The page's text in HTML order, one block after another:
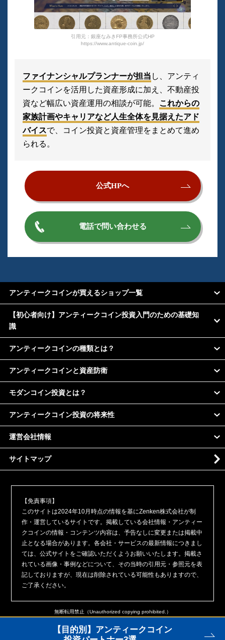
引用元：銀座なみきFP事務所公式HP
https://www.antique-coin.jp/
ファイナンシャルプランナーが担当 し、アンティ
ークコインを活用した資産形成に加え、不動産投
資など幅広い資産運用の相談が可能。
これからの
家族計画やキャリアなど人生全体を見据えたアド
バイスで、コイン投資と資産管理をまとめて進め
られる。
公式HPへ
電話で問い合わせる
【目的別】アンティークコイン
アンティークコインが買えるショップ一覧
【初心者向け】アンティークコイン投資入門のための基礎知
識
アンティークコインの種類とは？
アンティークコインと資産防衛
モダンコイン投資とは？
アンティークコイン投資の将来性
運営会社情報
サイトマップ
【免責事項】
このサイトは2024年10月時点の情報を基にZenken株式会社が制
作・運営しているサイトです。掲載している会社情報・アンティー
クコインの情報・コンテンツ内容は、予告なしに変更または掲載中
止となる場合があります。各会社・サービスの最新情報につきまし
ては、公式サイトをご確認いただくようお願いいたします。掲載さ
れている画像・事例などについて、その当時の引用元・参照元を表
記しておりますが、現在は削除されている可能性もありますので、
ご了承ください。
無断転用禁止（Unauthorized copying prohibited.）